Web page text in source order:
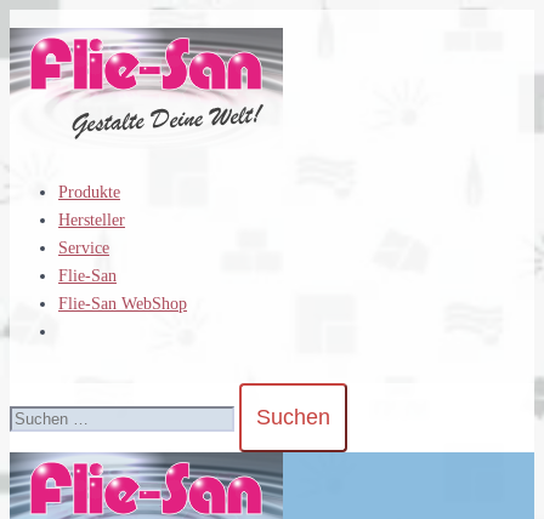
Zum
Inhalt
springen
Produkte
Hersteller
Service
Flie-San
Flie-San WebShop
nach: